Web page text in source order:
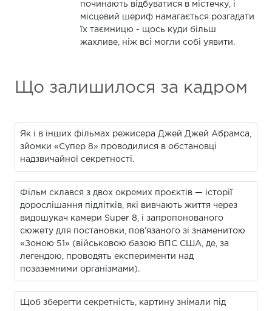
починають відбуватися в містечку, і
місцевий шериф намагається розгадати
їх таємницю - щось куди більш
жахливе, ніж всі могли собі уявити.
Що залишилося за кадром
Як і в інших фільмах режисера Джей Джей Абрамса,
зйомки «Супер 8» проводилися в обстановці
надзвичайної секретності.
Фільм склався з двох окремих проєктів — історії
дорослішання підлітків, які вивчають життя через
видошукач камери Super 8, і запропонованого
сюжету для постановки, пов’язаного зі знаменитою
«Зоною 51» (військовою базою ВПС США, де, за
легендою, проводять експерименти над
позаземними організмами).
Щоб зберегти секретність, картину знімали під